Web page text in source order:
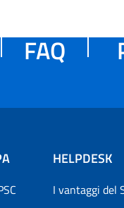
FAQ
HELPDESK
I vantaggi del